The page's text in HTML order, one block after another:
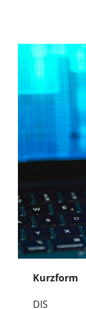
Kurzform
DIS